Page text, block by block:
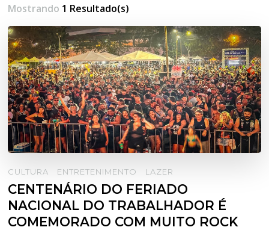
Mostrando 1 Resultado(s)
CULTURA ENTRETENIMENTO LAZER
CENTENÁRIO DO FERIADO
NACIONAL DO TRABALHADOR É
COMEMORADO COM MUITO ROCK